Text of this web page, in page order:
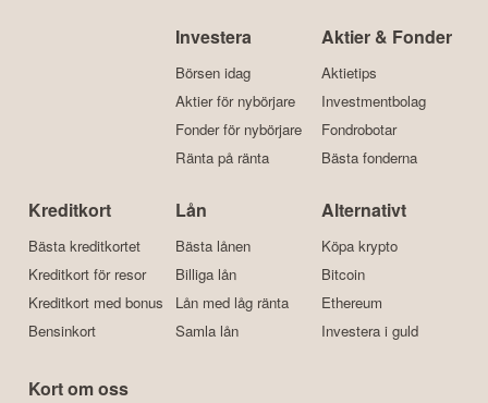
Investera
Börsen idag
Aktier för nybörjare
Fonder för nybörjare
Ränta på ränta
Aktier & Fonder
Aktietips
Investmentbolag
Fondrobotar
Bästa fonderna
Kreditkort
Bästa kreditkortet
Kreditkort för resor
Kreditkort med bonus
Bensinkort
Lån
Bästa lånen
Billiga lån
Lån med låg ränta
Samla lån
Alternativt
Köpa krypto
Bitcoin
Ethereum
Investera i guld
Kort om oss